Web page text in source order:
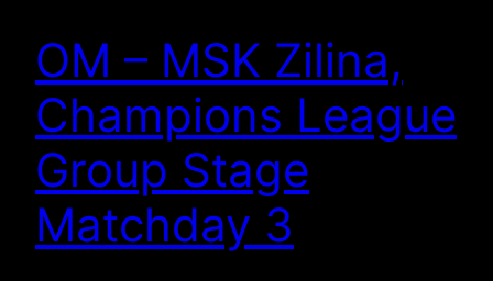
OM – MSK Zilina,
Champions League
Group Stage
Matchday 3